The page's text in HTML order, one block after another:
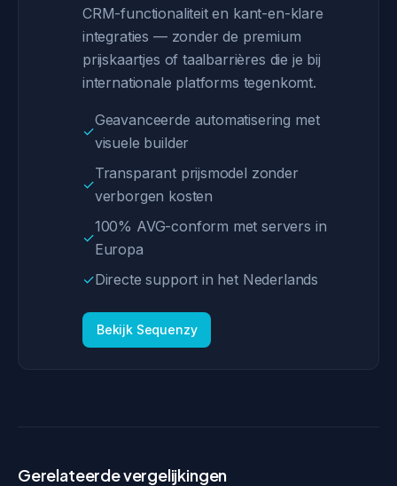
CRM-functionaliteit en kant-en-klare
integraties — zonder de premium
prijskaartjes of taalbarrières die je bij
internationale platforms tegenkomt.
✓
Geavanceerde automatisering met
visuele builder
✓
Transparant prijsmodel zonder
verborgen kosten
✓
100% AVG-conform met servers in
Europa
✓Directe support in het Nederlands
Bekijk Sequenzy
Gerelateerde vergelijkingen